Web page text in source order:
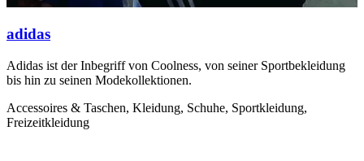
adidas
Adidas ist der Inbegriff von Coolness, von seiner Sportbekleidung
bis hin zu seinen Modekollektionen.
Accessoires & Taschen, Kleidung, Schuhe, Sportkleidung,
Freizeitkleidung